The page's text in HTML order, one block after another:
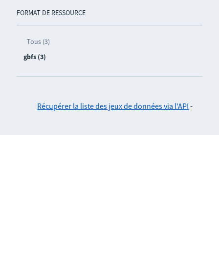
FORMAT DE RESSOURCE
Tous (3)
gbfs (3)
Récupérer la liste des jeux de données via l'API -